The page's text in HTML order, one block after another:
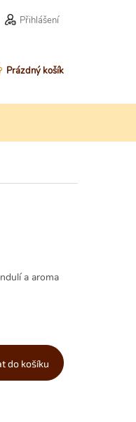
Přihlášení
NÁKUPNÍ
Prázdný košík
a aroma
do košíku